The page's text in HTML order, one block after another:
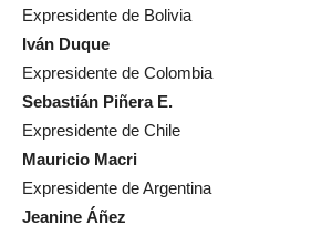
Iván Duque
Expresidente de Colombia
Sebastián Piñera E.
Expresidente de Chile
Mauricio Macri
Expresidente de Argentina
Jeanine Áñez
Expresidenta de Bolivia